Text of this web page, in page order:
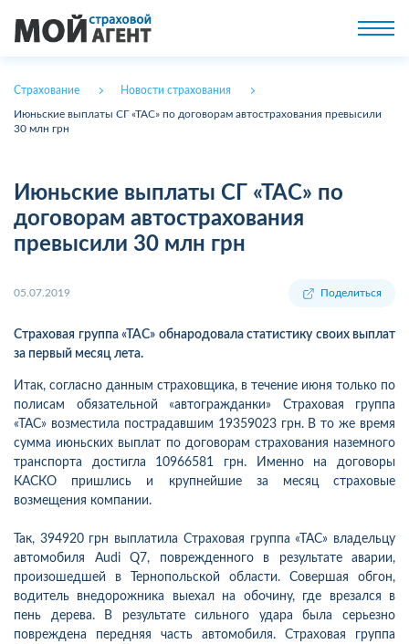
Страхование Новости страхования
Июньские выплаты СГ «ТАС» по договорам автострахования превысили
30 млн грн
Июньские выплаты СГ «ТАС» по
договорам автострахования
превысили 30 млн грн
05.07.2019 Поделиться
Страховая группа «ТАС» обнародовала статистику своих выплат
за первый месяц лета.
Итак, согласно данным страховщика, в течение июня только по
полисам обязательной «автогражданки» Страховая группа
«ТАС» возместила пострадавшим 19359023 грн. В то же время
сумма июньских выплат по договорам страхования наземного
транспорта достигла 10966581 грн. Именно на договоры
КАСКО пришлись и крупнейшие за месяц страховые
возмещения компании.
Так, 394920 грн выплатила Страховая группа «ТАС» владельцу
автомобиля Audi Q7, поврежденного в результате аварии,
произошедшей в Тернопольской области. Совершая обгон,
водитель внедорожника выехал на обочину, где врезался в
пень дерева. В результате сильного удара была серьезно
повреждена передняя часть автомобиля. Страховая группа